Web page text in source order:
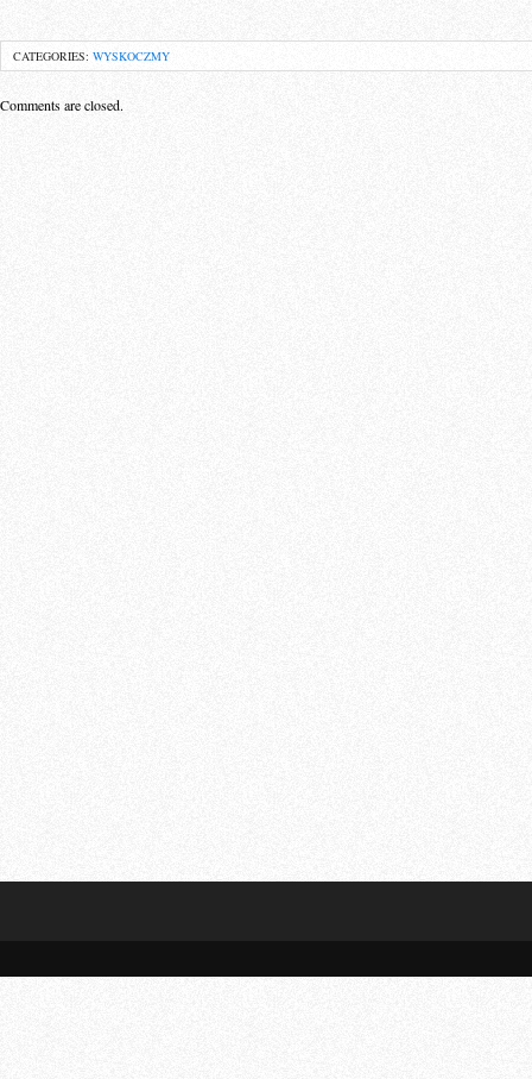
CATEGORIES: WYSKOCZMY
Comments are closed.